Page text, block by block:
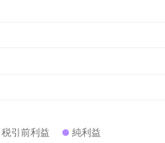
税引前利益 純利益